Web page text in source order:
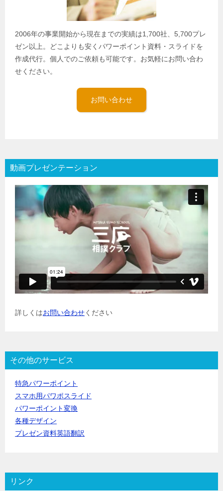
2006年の事業開始から現在までの実績は1,700社、5,700プレ
ゼン以上。どこよりも安くパワーポイント資料・スライドを
作成代行。個人でのご依頼も可能です。お気軽にお問い合わ
せください。
お問い合わせ
動画プレゼンテーション
詳しくはお問い合わせください
その他のサービス
特急パワーポイント
スマホ用パワポスライド
パワーポイント変換
各種デザイン
プレゼン資料英語翻訳
リンク